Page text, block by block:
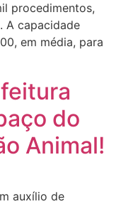
procedimentos,
A capacidade
em média, para
do
Animal!
auxílio de